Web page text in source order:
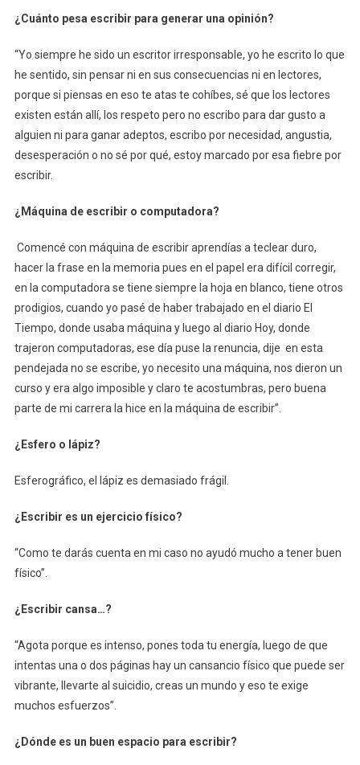
¿Cuánto pesa escribir para generar una opinión?
“Yo siempre he sido un escritor irresponsable, yo he escrito lo que
he sentido, sin pensar ni en sus consecuencias ni en lectores,
porque si piensas en eso te atas te cohíbes, sé que los lectores
existen están allí, los respeto pero no escribo para dar gusto a
alguien ni para ganar adeptos, escribo por necesidad, angustia,
desesperación o no sé por qué, estoy marcado por esa fiebre por
escribir.
¿Máquina de escribir o computadora?
Comencé con máquina de escribir aprendías a teclear duro,
hacer la frase en la memoria pues en el papel era difícil corregir,
en la computadora se tiene siempre la hoja en blanco, tiene otros
prodigios, cuando yo pasé de haber trabajado en el diario El
Tiempo, donde usaba máquina y luego al diario Hoy, donde
trajeron computadoras, ese día puse la renuncia, dije en esta
pendejada no se escribe, yo necesito una máquina, nos dieron un
curso y era algo imposible y claro te acostumbras, pero buena
parte de mi carrera la hice en la máquina de escribir”.
¿Esfero o lápiz?
Esferográfico, el lápiz es demasiado frágil.
¿Escribir es un ejercicio físico?
“Como te darás cuenta en mi caso no ayudó mucho a tener buen
físico”.
¿Escribir cansa…?
“Agota porque es intenso, pones toda tu energía, luego de que
intentas una o dos páginas hay un cansancio físico que puede ser
vibrante, llevarte al suicidio, creas un mundo y eso te exige
muchos esfuerzos”.
¿Dónde es un buen espacio para escribir?